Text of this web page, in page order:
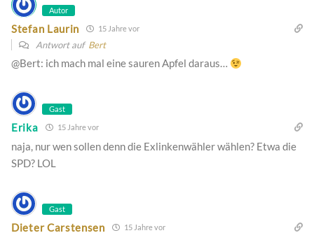
Autor
Stefan Laurin 15 Jahre vor
Antwort auf Bert
@Bert: ich mach mal eine sauren Apfel daraus…
Gast
Erika 15 Jahre vor
naja, nur wen sollen denn die Exlinkenwähler wählen? Etwa die
SPD? LOL
Gast
Dieter Carstensen 15 Jahre vor